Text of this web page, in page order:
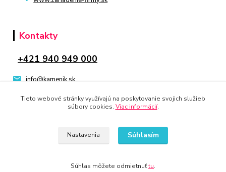
Kontakty
+421 940 949 000
info@kamenik.sk
Tieto webové stránky využívajú na poskytovanie svojich služieb
súbory cookies. Viac informácií.
Nastavenia Súhlasím
Súhlas môžete odmietnuťtu.